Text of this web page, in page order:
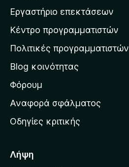
σ
τ
η
α
ρ
χ
κ
σ
Εργαστήριο επεκτάσεων
Κέντρο προγραμματιστών
Πολιτικές προγραμματιστών
Blog κοινότητας
Φόρουμ
Αναφορά σφάλματος
Οδηγίες κριτικής
Λήψη